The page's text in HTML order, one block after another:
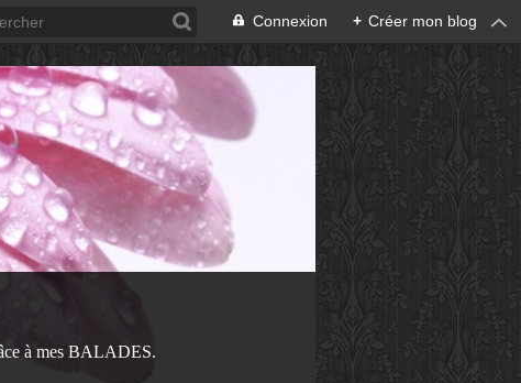
Connexion + Créer mon blog
à mes BALADES.